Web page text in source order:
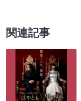
関連記事